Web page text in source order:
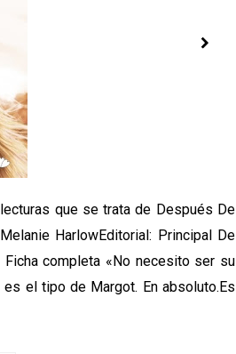
que se trata de Después De
HarlowEditorial: Principal De
Ficha completa «No necesito ser su
el tipo de Margot. En absoluto.Es